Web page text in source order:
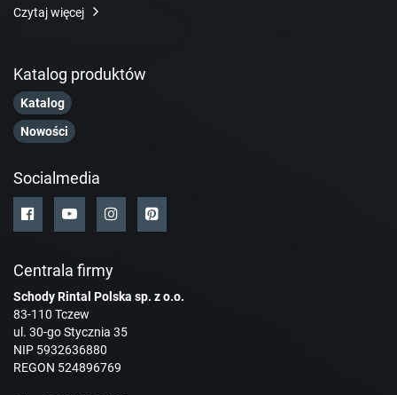
Czytaj więcej
Katalog produktów
Katalog
Nowości
Socialmedia
Centrala firmy
Schody Rintal Polska sp. z o.o.
83-110 Tczew
ul. 30-go Stycznia 35
NIP 5932636880
REGON 524896769